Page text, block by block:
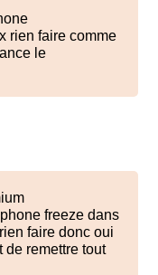
rien faire comme
le
freeze dans
faire donc oui
de remettre tout